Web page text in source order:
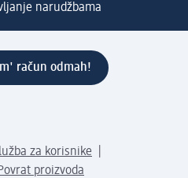
narudžbama
račun odmah!
za korisnike
proizvoda